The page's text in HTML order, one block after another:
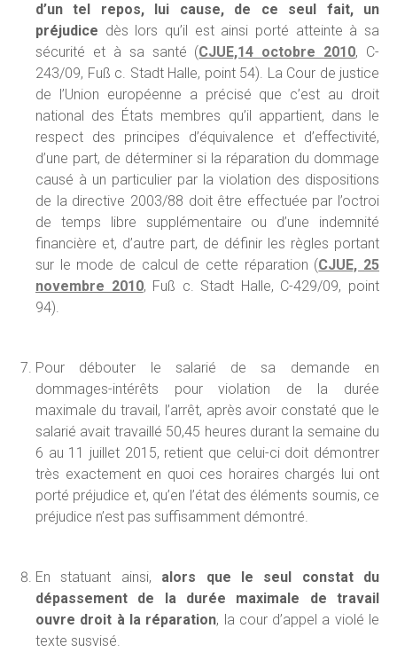
d’un tel repos, lui cause, de ce seul fait, un
préjudice dès lors qu’il est ainsi porté atteinte à sa
sécurité et à sa santé (CJUE,14 octobre 2010, C-
243/09, Fuß c. Stadt Halle, point 54). La Cour de justice
de l’Union européenne a précisé que c’est au droit
national des États membres qu’il appartient, dans le
respect des principes d’équivalence et d’effectivité,
d’une part, de déterminer si la réparation du dommage
causé à un particulier par la violation des dispositions
de la directive 2003/88 doit être effectuée par l’octroi
de temps libre supplémentaire ou d’une indemnité
financière et, d’autre part, de définir les règles portant
sur le mode de calcul de cette réparation (CJUE, 25
novembre 2010, Fuß c. Stadt Halle, C-429/09, point
94).
Pour débouter le salarié de sa demande en
dommages-intérêts pour violation de la durée
maximale du travail, l’arrêt, après avoir constaté que le
salarié avait travaillé 50,45 heures durant la semaine du
6 au 11 juillet 2015, retient que celui-ci doit démontrer
très exactement en quoi ces horaires chargés lui ont
porté préjudice et, qu’en l’état des éléments soumis, ce
préjudice n’est pas suffisamment démontré.
En statuant ainsi, alors que le seul constat du
dépassement de la durée maximale de travail
ouvre droit à la réparation, la cour d’appel a violé le
texte susvisé.